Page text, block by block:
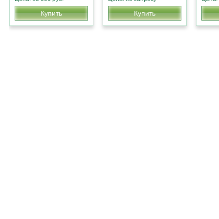
Купить Купить